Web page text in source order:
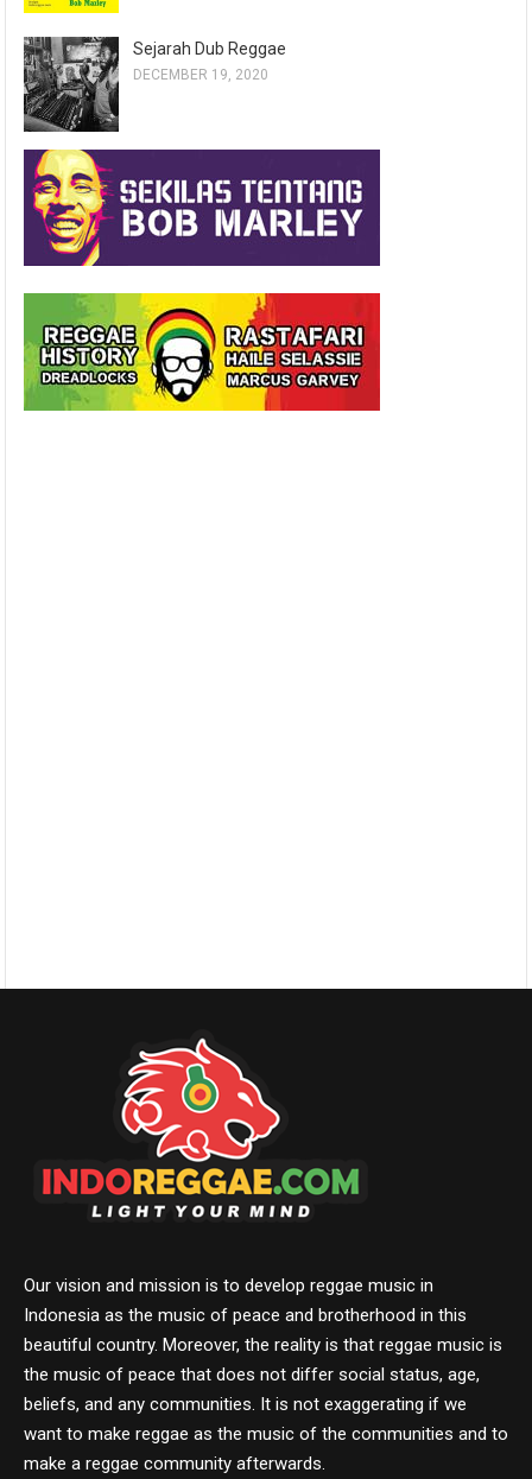
Sejarah Dub Reggae
DECEMBER 19, 2020
Our vision and mission is to develop reggae music in
Indonesia as the music of peace and brotherhood in this
beautiful country. Moreover, the reality is that reggae music is
the music of peace that does not differ social status, age,
beliefs, and any communities. It is not exaggerating if we
want to make reggae as the music of the communities and to
make a reggae community afterwards.